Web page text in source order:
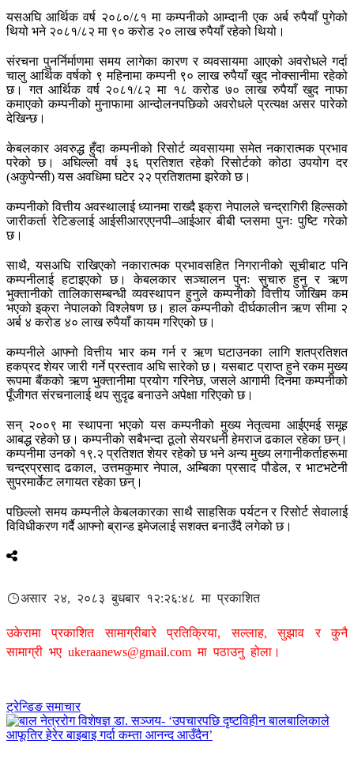
यसअघि आर्थिक वर्ष २०८०/८१ मा कम्पनीको आम्दानी एक अर्ब रुपैयाँ पुगेको
थियो भने २०८१/८२ मा ९० करोड २० लाख रुपैयाँ रहेको थियो।
संरचना पुनर्निर्माणमा समय लागेका कारण र व्यवसायमा आएको अवरोधले गर्दा
चालु आर्थिक वर्षको ९ महिनामा कम्पनी ९० लाख रुपैयाँ खुद नोक्सानीमा रहेको
छ। गत आर्थिक वर्ष २०८१/८२ मा १८ करोड ७० लाख रुपैयाँ खुद नाफा
कमाएको कम्पनीको मुनाफामा आन्दोलनपछिको अवरोधले प्रत्यक्ष असर पारेको
देखिन्छ।
केबलकार अवरुद्ध हुँदा कम्पनीको रिसोर्ट व्यवसायमा समेत नकारात्मक प्रभाव
परेको छ। अघिल्लो वर्ष ३६ प्रतिशत रहेको रिसोर्टको कोठा उपयोग दर
(अकुपेन्सी) यस अवधिमा घटेर २२ प्रतिशतमा झरेको छ।
कम्पनीको वित्तीय अवस्थालाई ध्यानमा राख्दै इक्रा नेपालले चन्द्रागिरी हिल्सको
जारीकर्ता रेटिङलाई आईसीआरएएनपी–आईआर बीबी प्लसमा पुनः पुष्टि गरेको
छ।
साथै, यसअघि राखिएको नकारात्मक प्रभावसहित निगरानीको सूचीबाट पनि
कम्पनीलाई हटाइएको छ। केबलकार सञ्चालन पुनः सुचारु हुनु र ऋण
भुक्तानीको तालिकासम्बन्धी व्यवस्थापन हुनुले कम्पनीको वित्तीय जोखिम कम
भएको इक्रा नेपालको विश्लेषण छ। हाल कम्पनीको दीर्घकालीन ऋण सीमा २
अर्ब ४ करोड ४० लाख रुपैयाँ कायम गरिएको छ।
कम्पनीले आफ्नो वित्तीय भार कम गर्न र ऋण घटाउनका लागि शतप्रतिशत
हकप्रद शेयर जारी गर्ने प्रस्ताव अघि सारेको छ। यसबाट प्राप्त हुने रकम मुख्य
रूपमा बैंकको ऋण भुक्तानीमा प्रयोग गरिनेछ, जसले आगामी दिनमा कम्पनीको
पूँजीगत संरचनालाई थप सुदृढ बनाउने अपेक्षा गरिएको छ।
सन् २००९ मा स्थापना भएको यस कम्पनीको मुख्य नेतृत्वमा आईएमई समूह
आबद्ध रहेको छ। कम्पनीको सबैभन्दा ठूलो सेयरधनी हेमराज ढकाल रहेका छन्।
कम्पनीमा उनको १९.२ प्रतिशत शेयर रहेको छ भने अन्य मुख्य लगानीकर्ताहरूमा
चन्द्रप्रसाद ढकाल, उत्तमकुमार नेपाल, अम्बिका प्रसाद पौडेल, र भाटभटेनी
सुपरमार्केट लगायत रहेका छन्।
पछिल्लो समय कम्पनीले केबलकारका साथै साहसिक पर्यटन र रिसोर्ट सेवालाई
विविधीकरण गर्दै आफ्नो ब्रान्ड इमेजलाई सशक्त बनाउँदै लगेको छ।
असार २४, २०८३ बुधबार १२:२६:४८ मा प्रकाशित
उकेरामा प्रकाशित सामाग्रीबारे प्रतिक्रिया, सल्लाह, सुझाव र कुनै
सामाग्री भए ukeraanews@gmail.com मा पठाउनु होला।
ट्रेन्डिङ समाचार